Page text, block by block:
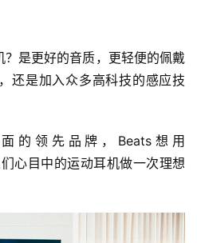
是更好的音质，更轻便的佩戴
还是加入众多高科技的感应技
的领先品牌，Beats想用
心目中的运动耳机做一次理想